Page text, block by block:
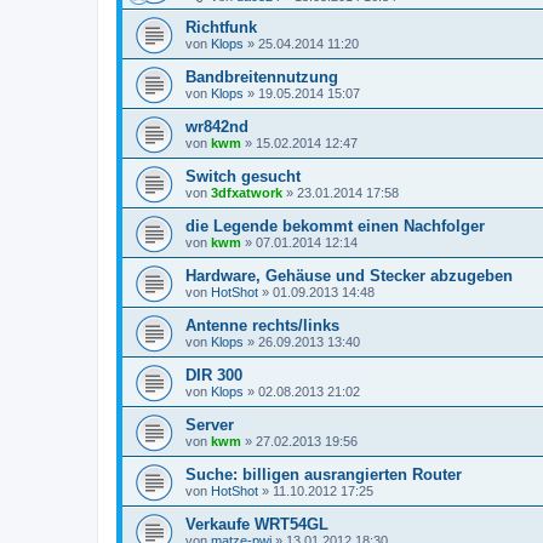
Richtfunk
von Klops » 25.04.2014 11:20
Bandbreitennutzung
von Klops » 19.05.2014 15:07
wr842nd
von kwm » 15.02.2014 12:47
Switch gesucht
von 3dfxatwork » 23.01.2014 17:58
die Legende bekommt einen Nachfolger
von kwm » 07.01.2014 12:14
Hardware, Gehäuse und Stecker abzugeben
von HotShot » 01.09.2013 14:48
Antenne rechts/links
von Klops » 26.09.2013 13:40
DIR 300
von Klops » 02.08.2013 21:02
Server
von kwm » 27.02.2013 19:56
Suche: billigen ausrangierten Router
von HotShot » 11.10.2012 17:25
Verkaufe WRT54GL